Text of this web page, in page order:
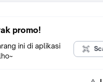
Chat CS calstore77
promo!
ini di aplikasi